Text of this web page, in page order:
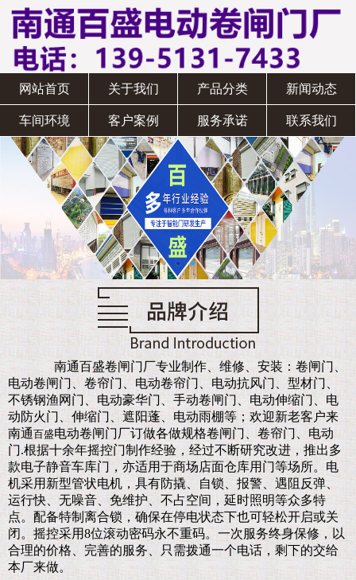
网站首页 关于我们 产品分类 新闻动态
车间环境 客户案例 服务承诺 联系我们
南通百盛卷闸门厂专业制作、维修、安装：卷闸门、
电动卷闸门、卷帘门、电动卷帘门、电动抗风门、型材门、
不锈钢渔网门、电动豪华门、手动卷闸门、电动伸缩门、电
动防火门、伸缩门、遮阳蓬、电动雨棚等；欢迎新老客户来
南通 百盛电动卷闸门厂订做各做规格卷闸门、卷帘门、电动
门.根据十余年摇控门制作经验，经过不断研究改进，推出多
款电子静音车库门，亦适用于商场店面仓库用门等场所。电
机采用新型管状电机，具有防撬、自锁、报警、遇阻反弹、
运行快、无噪音、免维护、不占空间，延时照明等众多特
点。配备特制离合锁，确保在停电状态下也可轻松开启或关
闭。摇控采用8位滚动密码永不重码。一次服务终身保修，以
合理的价格、完善的服务、只需拨通一个电话，剩下的交给
本厂来做。